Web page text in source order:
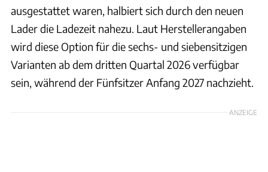
ausgestattet waren, halbiert sich durch den neuen
Lader die Ladezeit nahezu. Laut Herstellerangaben
wird diese Option für die sechs- und siebensitzigen
Varianten ab dem dritten Quartal 2026 verfügbar
sein, während der Fünfsitzer Anfang 2027 nachzieht.
ANZEIGE